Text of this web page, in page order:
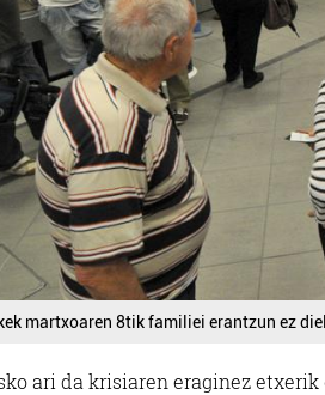
martxoaren 8tik familiei erantzun ez
ari da krisiaren eraginez